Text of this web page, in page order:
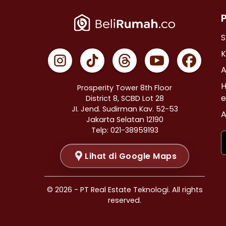
Properti Dijual di Johar Baru >
Properti Dijual di Menteng >
Properti Dijual di Tanah Abang >
Properti Dijual di Kramat >
Properti Dijual di Bendungan Hilir >
Properti Dijual di Jakarta Selatan >
Properti Dijual di Cilandak >
Properti Dijual di Gandaria Selatan >
Properti Dijual di Cipete Selatan >
Properti Dijual di Lenteng Agung >
Properti Dijual di Pondok Pinang >
Properti Dijual di Kebayoran Baru >
Properti Dijual di Mampang Prapatan >
Prosperity Tower 8th Floor
District 8, SCBD Lot 28
JI. Jend. Sudirman Kav. 52-53
Jakarta Selatan 12190
Telp: 021-38959193
Lihat di Google Maps
© 2026 - PT Real Estate Teknologi. All rights
reserved.